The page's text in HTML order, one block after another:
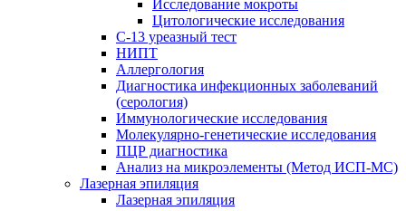
Исследование мокроты
Цитологические исследования
С-13 уреазный тест
НИПТ
Аллергология
Диагностика инфекционных заболеваний
(серология)
Иммунологические исследования
Молекулярно-генетические исследования
ПЦР диагностика
Анализ на микроэлементы (Метод ИСП-МС)
Лазерная эпиляция
Лазерная эпиляция